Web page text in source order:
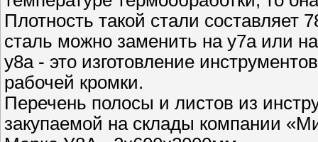
Плотность такой стали составляет
сталь можно заменить на у7а или
у8а - это изготовление
рабочей кромки.
Перечень полосы и листов из
закупаемой на склады компании